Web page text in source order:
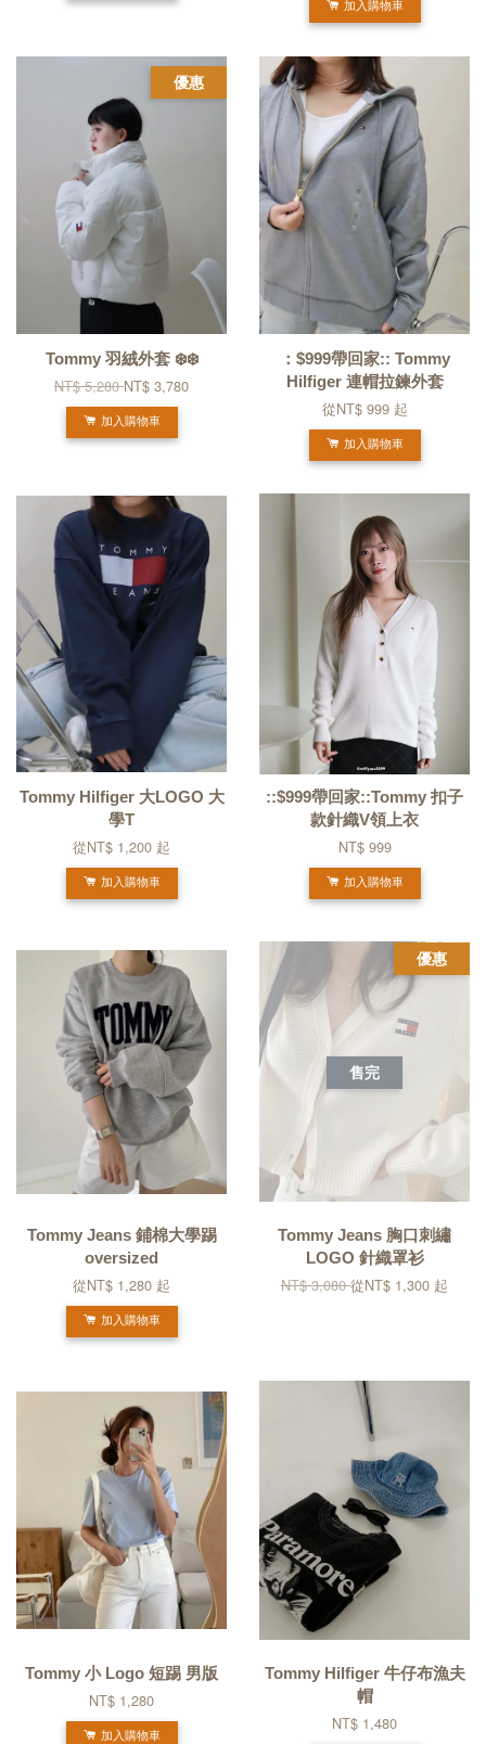
加入購物車
優惠
Tommy 羽絨外套 ❄️❄️
NT$ 5,280NT$ 3,780
加入購物車
：$999帶回家:: Tommy
Hilfiger 連帽拉鍊外套
從NT$ 999 起
加入購物車
Tommy Hilfiger 大LOGO 大
學T
從NT$ 1,200 起
加入購物車
::$999帶回家::Tommy 扣子
款針織V領上衣
NT$ 999
加入購物車
Tommy Jeans 鋪棉大學踢
oversized
從NT$ 1,280 起
加入購物車
優惠
售完
Tommy Jeans 胸口刺繡
LOGO 針織罩衫
NT$ 3,080從NT$ 1,300 起
Tommy 小 Logo 短踢 男版
NT$ 1,280
加入購物車
Tommy Hilfiger 牛仔布漁夫
帽
NT$ 1,480